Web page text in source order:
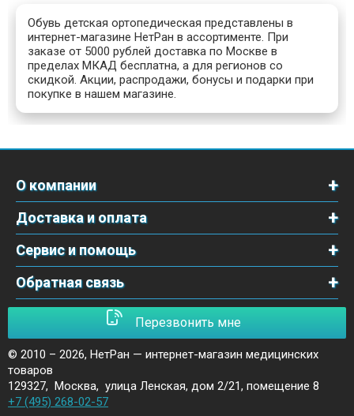
Обувь детская ортопедическая представлены в
интернет-магазине НетРан в ассортименте. При
заказе от 5000 рублей доставка по Москве в
пределах МКАД бесплатна, а для регионов со
скидкой. Акции, распродажи, бонусы и подарки при
покупке в нашем магазине.
О компании
Доставка и оплата
Сервис и помощь
Обратная связь
Перезвонить мне
© 2010 – 2026, НетРан — интернет-магазин медицинских
товаров
129327, Москва, улица Ленская, дом 2/21, помещение 8
+7 (495) 268-02-57